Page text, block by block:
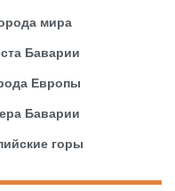
мира
Баварии
Европы
Баварии
горы